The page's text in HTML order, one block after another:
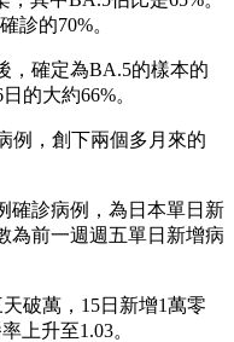
診的70%。
，確定為BA.5的樣本的
的大約66%。
例，創下兩個多月來的
確診病例，為日本單日新
為前一週週五單日新增病
破萬，15日新增1萬零
上升至1.03。